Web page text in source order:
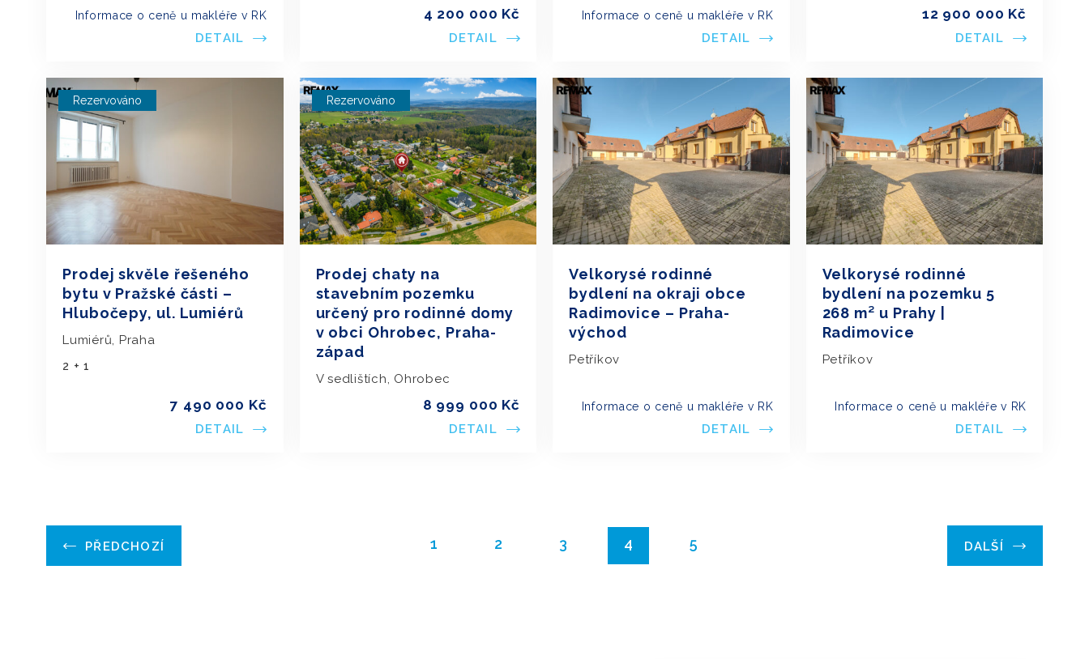
Informace o ceně u makléře v RK
DETAIL
4 200 000 Kč
DETAIL
Informace o ceně u makléře v RK
DETAIL
12 900 000 Kč
DETAIL
Rezervováno
Prodej skvěle řešeného
bytu v Pražské části –
Hlubočepy, ul. Lumiérů
Lumiérů, Praha
2 + 1
7 490 000 Kč
DETAIL
Rezervováno
Prodej chaty na
stavebním pozemku
určený pro rodinné domy
v obci Ohrobec, Praha-
západ
V sedlištích, Ohrobec
8 999 000 Kč
DETAIL
Velkorysé rodinné
bydlení na okraji obce
Radimovice – Praha-
východ
Petříkov
Informace o ceně u makléře v RK
DETAIL
Velkorysé rodinné
bydlení na pozemku 5
268 m² u Prahy |
Radimovice
Petříkov
Informace o ceně u makléře v RK
DETAIL
PŘEDCHOZÍ 1 2 3 4 5 DALŠÍ